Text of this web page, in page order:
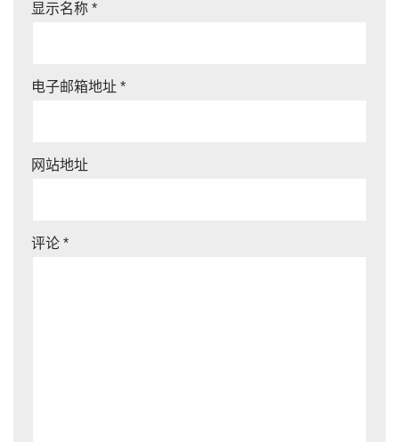
显示名称 *
电子邮箱地址 *
网站地址
评论 *